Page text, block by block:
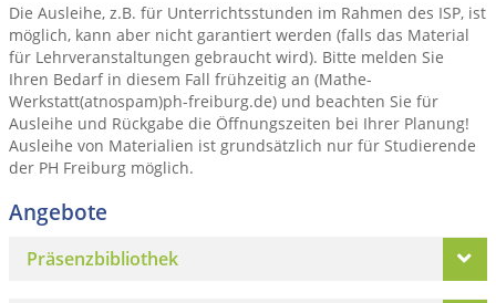
Die Ausleihe, z.B. für Unterrichtsstunden im Rahmen des ISP, ist
möglich, kann aber nicht garantiert werden (falls das Material
für Lehrveranstaltungen gebraucht wird). Bitte melden Sie
Ihren Bedarf in diesem Fall frühzeitig an (Mathe-
Werkstatt(atnospam)ph-freiburg.de) und beachten Sie für
Ausleihe und Rückgabe die Öffnungszeiten bei Ihrer Planung!
Ausleihe von Materialien ist grundsätzlich nur für Studierende
der PH Freiburg möglich.
Angebote
Präsenzbibliothek